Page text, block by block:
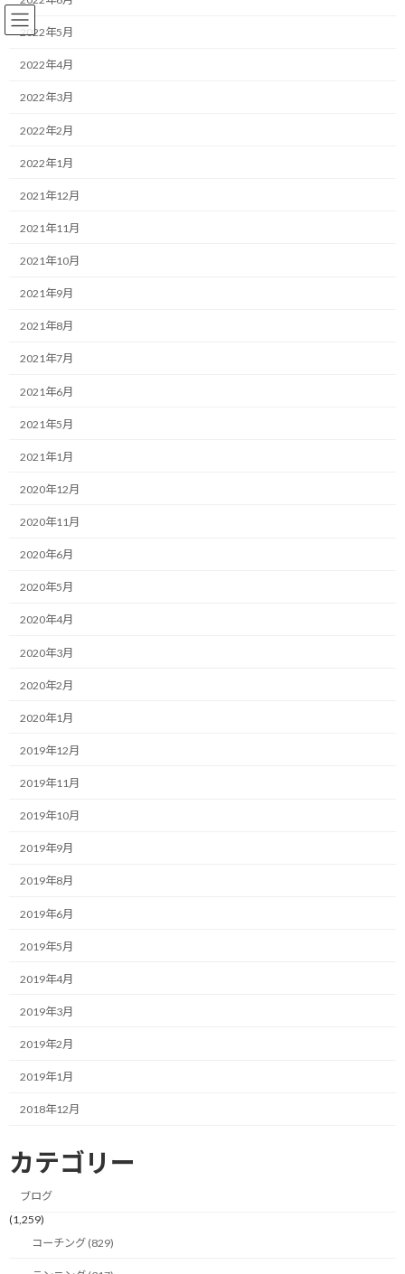
コ
ン
ナ
ビ
種を蒔き、そして収穫する
2021/07/03(土)
今日も目標達成に向けた考え方について共有します。
目標達成に向けては日々の行動の積み重ねが大切です。
ある意味、目標を達成するという行為は長く時間が掛かる果実を
育てるようなもの。
目標達成を収穫と考えると、そこから逆算して種を蒔く時期を考
えないといけません。
収穫までに要する最低限の時間が絶対必要であり、そのタイミン
従って、この期間を考慮して、遡って種蒔きの時期、言い換えれば
す。
ここからの継続行動で収穫まで持って行きます。
ります。
して、適切に対処することも求められます。
すなわち、目標に対して行動した結果を評価して改善するという
PDCAが必要になるということですね。
これらの活動を通して着実に成長した芽からしか成功の果実は得
られないのです。
逆に言えば、先のように種蒔き、日々の水やり、状況からの適切な
このようにして熟れた果実をしっかり手に入れましょう。
今日のポイント！
種蒔きからの地道な行動でのみ果実が手に入
る！
【今日の実績】
2022年5月
2022年4月
2022年3月
2022年2月
2022年1月
2021年12月
2021年11月
2021年10月
2021年9月
2021年8月
2021年7月
2021年6月
2021年5月
2021年1月
2020年12月
2020年11月
2020年6月
2020年5月
2020年4月
2020年3月
2020年2月
2020年1月
2019年12月
2019年11月
2019年10月
2019年9月
2019年8月
2019年6月
2019年5月
2019年4月
2019年3月
2019年2月
2019年1月
2018年12月
カテゴリー
ブログ
(1,259)
コーチング (829)